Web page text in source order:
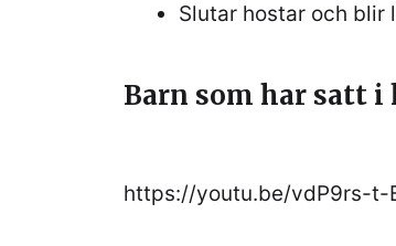
Slutar hostar och blir
Barn som har satt i
https://youtu.be/vdP9rs-t-